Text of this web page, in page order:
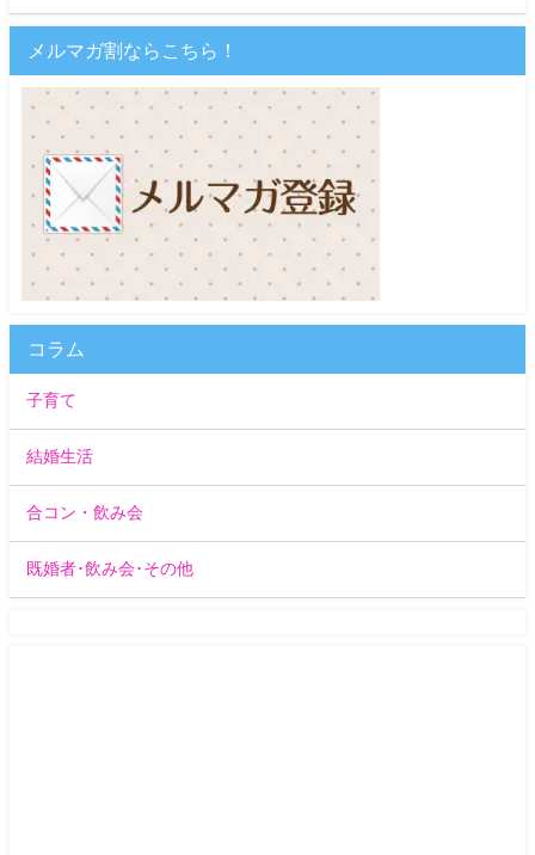
メルマガ割ならこちら！
コラム
子育て
結婚生活
合コン・飲み会
既婚者･飲み会･その他